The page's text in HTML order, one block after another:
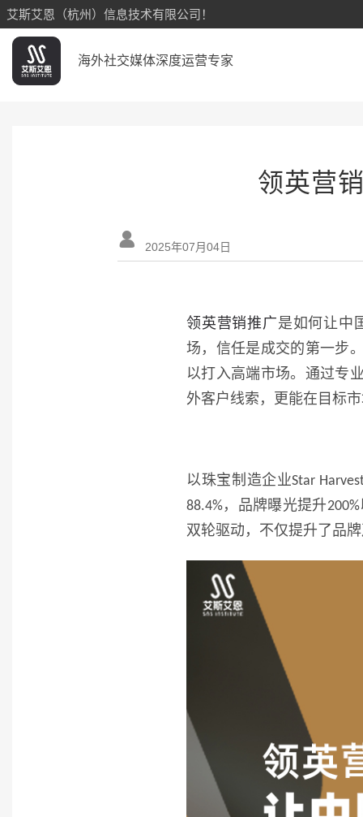
艾斯艾恩（杭州）信息技术有限公司！
海外社交媒体深度运营专家
领英营
 2025年07月04日
领英营销推广是如何让中
场，信任是成交的第一步
以打入高端市场。通过专
外客户线索，更能在目标
以珠宝制造企业Star
88.4%，品牌曝光提升200%
双轮驱动，不仅提升了品